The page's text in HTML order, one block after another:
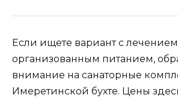
Если ищете вариант с
организованным питанием,
внимание на санаторные
Имеретинской бухте. Цены